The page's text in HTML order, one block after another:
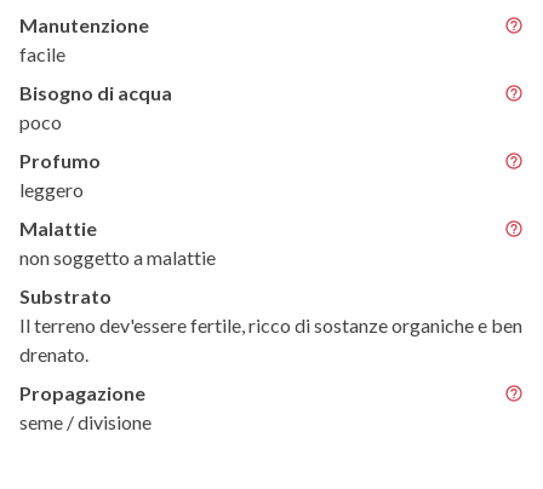
Manutenzione
facile
Bisogno di acqua
poco
Profumo
leggero
Malattie
non soggetto a malattie
Substrato
Il terreno dev'essere fertile, ricco di sostanze organiche e ben
drenato.
Propagazione
seme / divisione